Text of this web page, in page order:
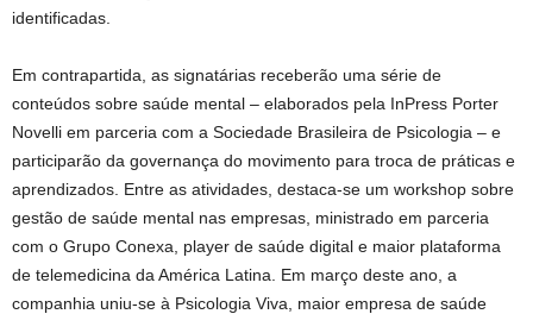
identificadas.
Em contrapartida, as signatárias receberão uma série de
conteúdos sobre saúde mental – elaborados pela InPress Porter
Novelli em parceria com a Sociedade Brasileira de Psicologia – e
participarão da governança do movimento para troca de práticas e
aprendizados. Entre as atividades, destaca-se um workshop sobre
gestão de saúde mental nas empresas, ministrado em parceria
com o Grupo Conexa, player de saúde digital e maior plataforma
de telemedicina da América Latina. Em março deste ano, a
companhia uniu-se à Psicologia Viva, maior empresa de saúde